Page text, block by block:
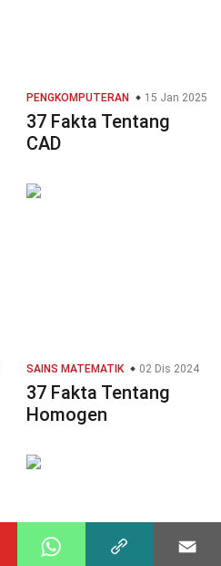
PENGKOMPUTERAN 15 Jan 2025
37 Fakta Tentang
CAD
SAINS MATEMATIK 02 Dis 2024
37 Fakta Tentang
Homogen